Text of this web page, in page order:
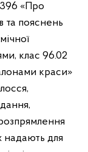
396 «Про
та пояснень
клас 96.02
краси»
надають для